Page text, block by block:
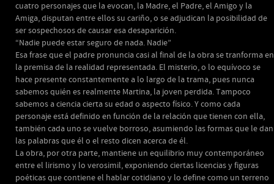
cuatro personajes que la evocan, la Madre, el Padre, el Amigo y la
Amiga, disputan entre ellos su cariño, o se adjudican la posibilidad de
ser sospechosos de causar esa desaparición.
“Nadie puede estar seguro de nada. Nadie”
Esa frase que el padre pronuncia casi al final de la obra se tranforma en
la premisa de la realidad representada. El misterio, o lo equívoco se
hace presente constantemente a lo largo de la trama, pues nunca
sabemos quién es realmente Martina, la joven perdida. Tampoco
sabemos a ciencia cierta su edad o aspecto físico. Y como cada
personaje está definido en función de la relación que tienen con ella,
también cada uno se vuelve borroso, asumiendo las formas que le dan
las palabras que él o el resto dicen acerca de él.
La obra, por otra parte, mantiene un equilibrio muy contemporáneo
entre el lirismo y lo verosimil, exponiendo ciertas licencias y figuras
poéticas que contiene el hablar cotidiano y lo define como un terreno